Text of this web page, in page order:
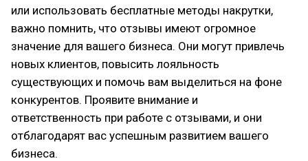
или использовать бесплатные методы накрутки,
важно помнить, что отзывы имеют огромное
значение для вашего бизнеса. Они могут привлечь
новых клиентов, повысить лояльность
существующих и помочь вам выделиться на фоне
конкурентов. Проявите внимание и
ответственность при работе с отзывами, и они
отблагодарят вас успешным развитием вашего
бизнеса.